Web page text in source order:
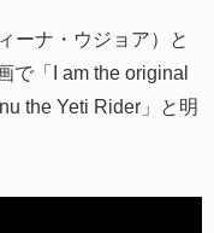
ーナ・ウジョア）と
で「I am the original
the Yeti Rider」と明